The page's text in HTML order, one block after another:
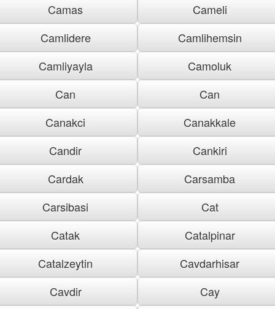
Camas
Cameli
Camlidere
Camlihemsin
Camliyayla
Camoluk
Can
Can
Canakci
Canakkale
Candir
Cankiri
Cardak
Carsamba
Carsibasi
Cat
Catak
Catalpinar
Catalzeytin
Cavdarhisar
Cavdir
Cay